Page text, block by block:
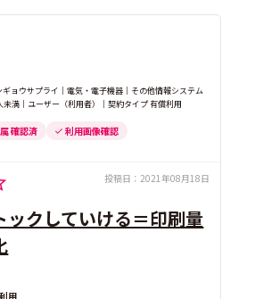
ギョウサプライ｜電気・電子機器｜その他情報システム
未満｜ユーザー（利用者）｜契約タイプ 有償利用
確認済 利用画像確認
投稿日： 2021年08月18日
ックしていける＝印刷量
用